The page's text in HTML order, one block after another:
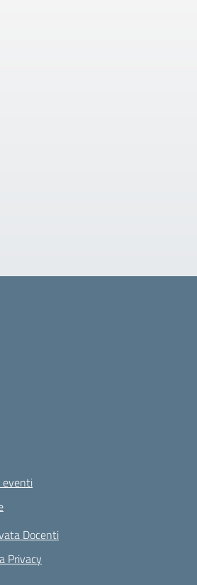
eventi
Docenti
Privacy